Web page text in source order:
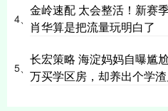
4、
金岭速配 太会整活！新赛
肖华算是把流量玩明白了
5、
长宏策略 海淀妈妈自曝尴
万买学区房，却养出个学